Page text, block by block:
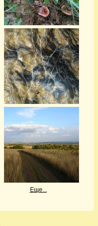
Еще...